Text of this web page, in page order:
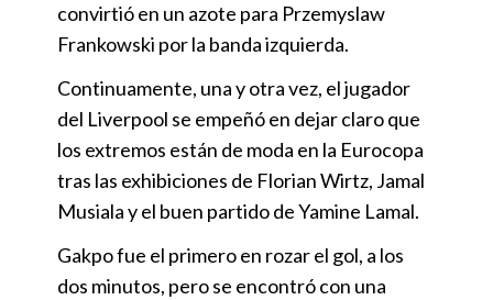
convirtió en un azote para Przemyslaw
Frankowski por la banda izquierda.
Continuamente, una y otra vez, el jugador
del Liverpool se empeñó en dejar claro que
los extremos están de moda en la Eurocopa
tras las exhibiciones de Florian Wirtz, Jamal
Musiala y el buen partido de Yamine Lamal.
Gakpo fue el primero en rozar el gol, a los
dos minutos, pero se encontró con una